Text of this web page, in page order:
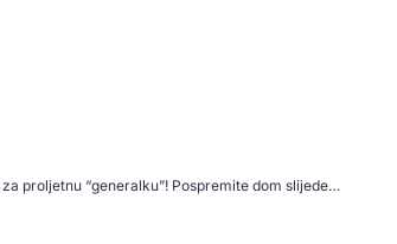
Vrijeme je za proljetnu “generalku”! Pospremite dom slijedeći popularnu KonMari metodu koja je zaludila čitav svijet